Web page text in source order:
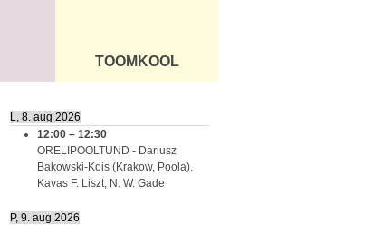
ÜLDINFO
TOOMKOOL
L, 8. aug 2026
12:00 – 12:30
ORELIPOOLTUND - Dariusz
Bakowski-Kois (Krakow, Poola).
Kavas F. Liszt, N. W. Gade
P, 9. aug 2026